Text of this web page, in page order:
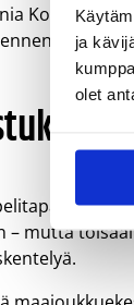
ja
olet
urallani.
on
– mutta